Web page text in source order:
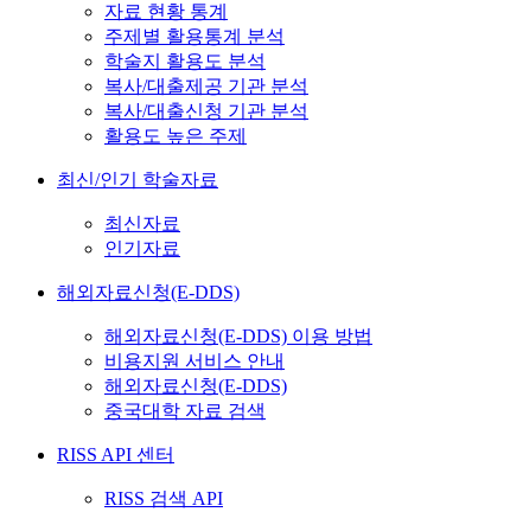
자료 현황 통계
주제별 활용통계 분석
학술지 활용도 분석
복사/대출제공 기관 분석
복사/대출신청 기관 분석
활용도 높은 주제
최신/인기 학술자료
최신자료
인기자료
해외자료신청(E-DDS)
해외자료신청(E-DDS) 이용 방법
비용지원 서비스 안내
해외자료신청(E-DDS)
중국대학 자료 검색
RISS API 센터
RISS 검색 API